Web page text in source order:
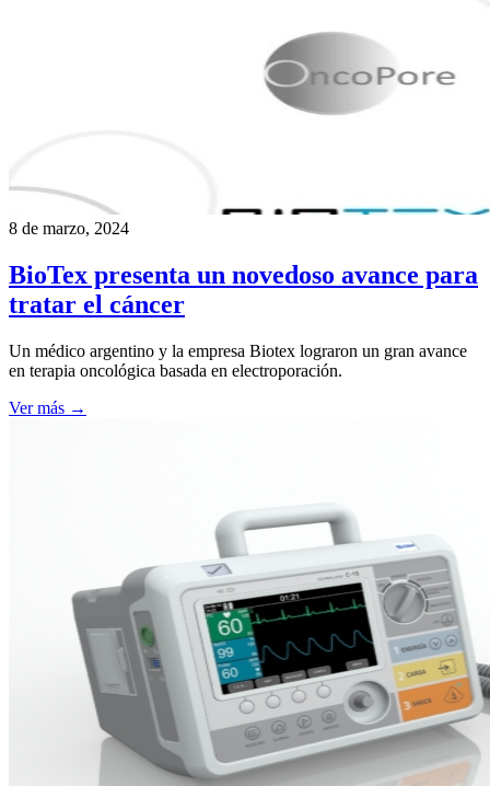
8 de marzo, 2024
BioTex presenta un novedoso avance para
tratar el cáncer
Un médico argentino y la empresa Biotex lograron un gran avance
en terapia oncológica basada en electroporación.
Ver más →